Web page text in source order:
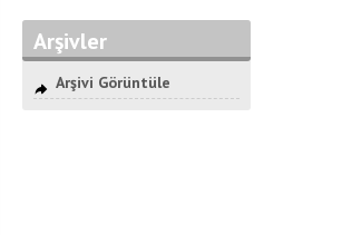
Arşivler
Arşivi Görüntüle